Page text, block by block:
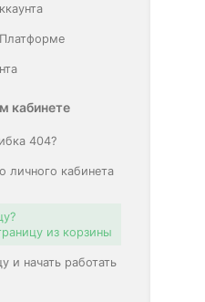
кабинете
404?
личного кабинета
из корзины
и начать работать